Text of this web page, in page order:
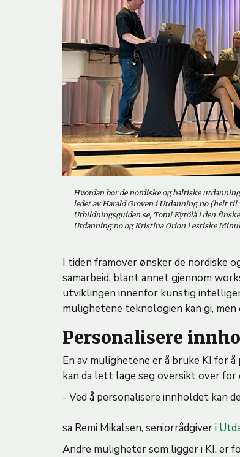
Hvordan bør de nordiske og baltiske
ledet av Harald Groven i Utdanning.no (helt til
Utbildningsguiden.se, Tomi Kytölä i den
Utdanning.no og Kristina Orion i estiske
I tiden framover ønsker de nordiske
samarbeid, blant annet gjennom
utviklingen innenfor kunstig
mulighetene teknologien kan gi,
Personalisere
En av mulighetene er å bruke KI for
kan da lett lage seg oversikt over
- Ved å personalisere innholdet kan
sa Remi Mikalsen, seniorrådgiver i
Andre muligheter som ligger i KI, er